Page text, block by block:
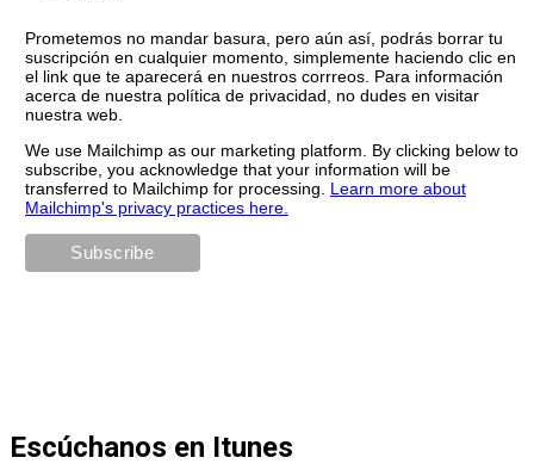
Prometemos no mandar basura, pero aún así, podrás borrar tu
suscripción en cualquier momento, simplemente haciendo clic en
el link que te aparecerá en nuestros corrreos. Para información
acerca de nuestra política de privacidad, no dudes en visitar
nuestra web.
We use Mailchimp as our marketing platform. By clicking below to
subscribe, you acknowledge that your information will be
transferred to Mailchimp for processing. Learn more about
Mailchimp's privacy practices here.
Escúchanos en Itunes